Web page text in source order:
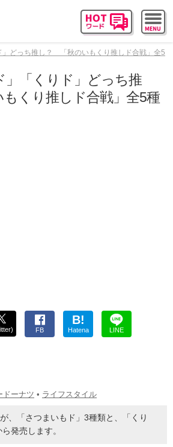
」どっち推し？ 「秋のいもくり推しド合戦」全5
」「くりド」どっち推
くり推しド合戦」全5種
FB
B!
Hatena LINE
ドーナツ • ライフスタイル
、「さつまいもド」3種類と、「くり
発売します。